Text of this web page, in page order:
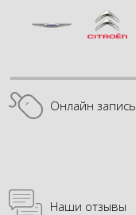
Онлайн запись
Наши отзывы